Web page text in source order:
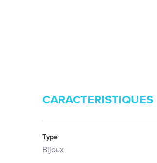
CARACTERISTIQUES
Type
Bijoux